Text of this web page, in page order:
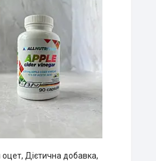
Дієтична добавка,